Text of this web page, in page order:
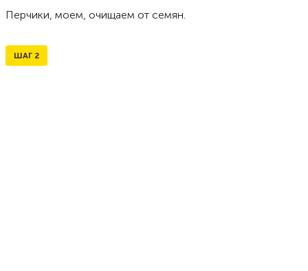
Перчики, моем, очищаем от семян.
ШАГ 2